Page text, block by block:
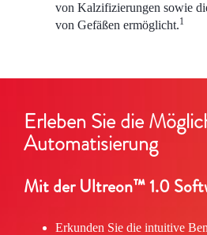
von Kalzifizierungen sowie
von Gefäßen ermöglicht.1
Erleben Sie die
Automatisierung
Mit der Ultreon™ 1.0
Erkunden Sie die intuitive